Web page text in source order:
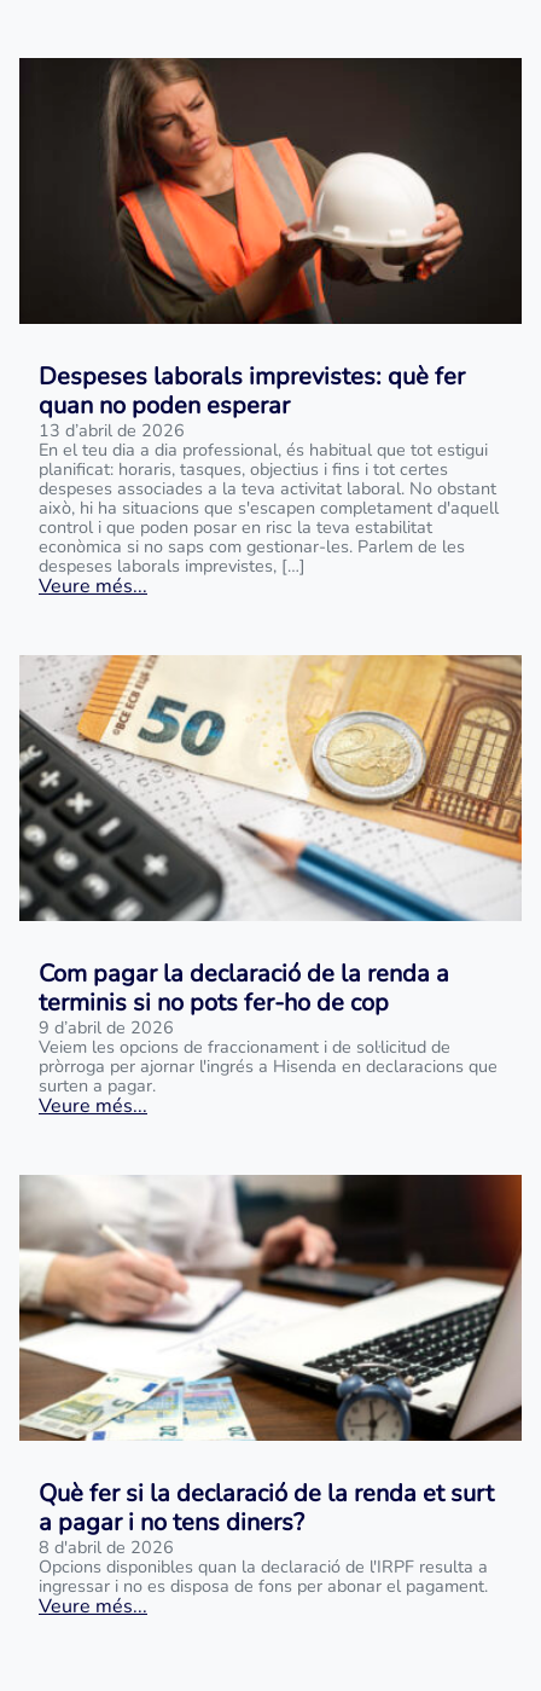
Despeses laborals imprevistes: què fer
quan no poden esperar
13 d’abril de 2026
En el teu dia a dia professional, és habitual que tot estigui
planificat: horaris, tasques, objectius i fins i tot certes
despeses associades a la teva activitat laboral. No obstant
això, hi ha situacions que s'escapen completament d'aquell
control i que poden posar en risc la teva estabilitat
econòmica si no saps com gestionar-les. Parlem de les
despeses laborals imprevistes, […]
Veure més...
Com pagar la declaració de la renda a
terminis si no pots fer-ho de cop
9 d’abril de 2026
Veiem les opcions de fraccionament i de sol·licitud de
pròrroga per ajornar l'ingrés a Hisenda en declaracions que
surten a pagar.
Veure més...
Què fer si la declaració de la renda et surt
a pagar i no tens diners?
8 d'abril de 2026
Opcions disponibles quan la declaració de l'IRPF resulta a
ingressar i no es disposa de fons per abonar el pagament.
Veure més...